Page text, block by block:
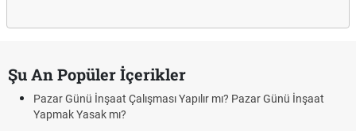
Şu An Popüler İçerikler
Pazar Günü İnşaat Çalışması Yapılır mı? Pazar Günü İnşaat
Yapmak Yasak mı?